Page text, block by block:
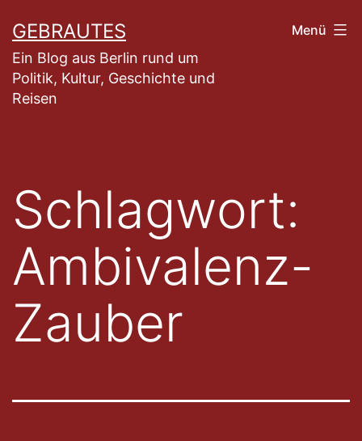
Inhalt
springen
GEBRAUTES
Ein Blog aus Berlin rund um
Politik, Kultur, Geschichte und
Reisen
Menü
Schlagwort:
Ambivalenz-
Zauber